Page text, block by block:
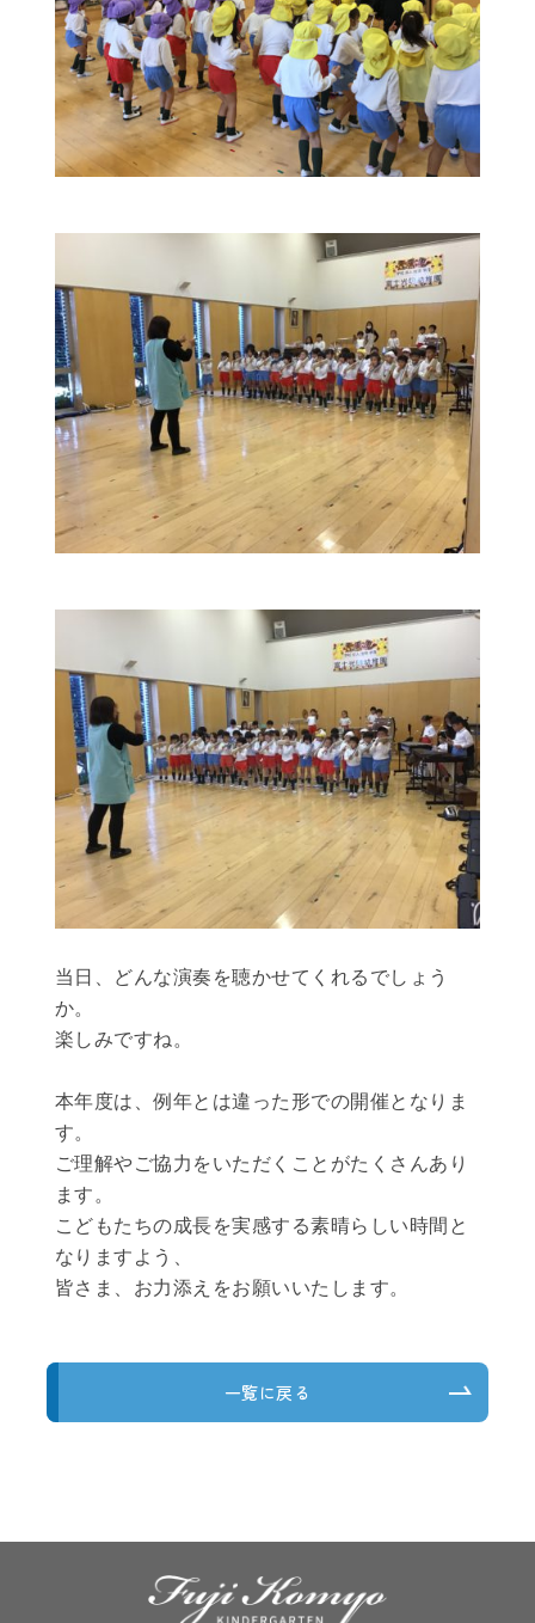
当日、どんな演奏を聴かせてくれるでしょう
か。
楽しみですね。
本年度は、例年とは違った形での開催となりま
す。
ご理解やご協力をいただくことがたくさんあり
ます。
こどもたちの成長を実感する素晴らしい時間と
なりますよう、
皆さま、お力添えをお願いいたします。
一覧に戻る